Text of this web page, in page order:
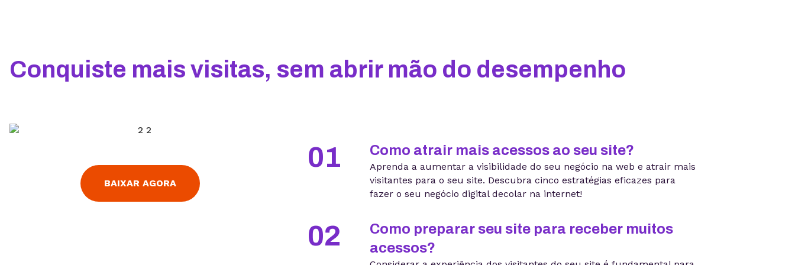
Conquiste mais visitas, sem abrir mão do desempenho
BAIXAR AGORA
01 Como atrair mais acessos ao seu site?
Aprenda a aumentar a visibilidade do seu negócio na web e atrair mais
visitantes para o seu site. Descubra cinco estratégias eficazes para
fazer o seu negócio digital decolar na internet!
02
Como preparar seu site para receber muitos
acessos?